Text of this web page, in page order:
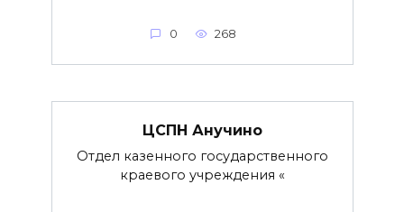
0 268
ЦСПН Анучино
Отдел казенного государственного
краевого учреждения «